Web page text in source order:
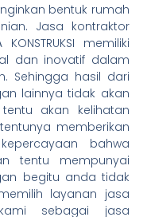
bentuk rumah
Jasa kontraktor
KONSTRUKSI memiliki
dan inovatif dalam
Sehingga hasil dari
lainnya tidak akan
akan kelihatan
memberikan
bahwa
tentu mempunyai
begitu anda tidak
layanan jasa
sebagai jasa